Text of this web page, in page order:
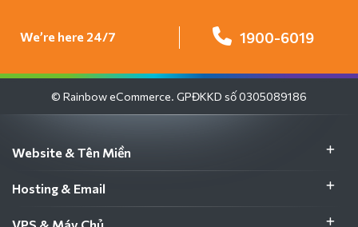
We’re here 24/7 1900-6019
© Rainbow eCommerce. GPĐKKD số 0305089186
Website & Tên Miền
Hosting & Email